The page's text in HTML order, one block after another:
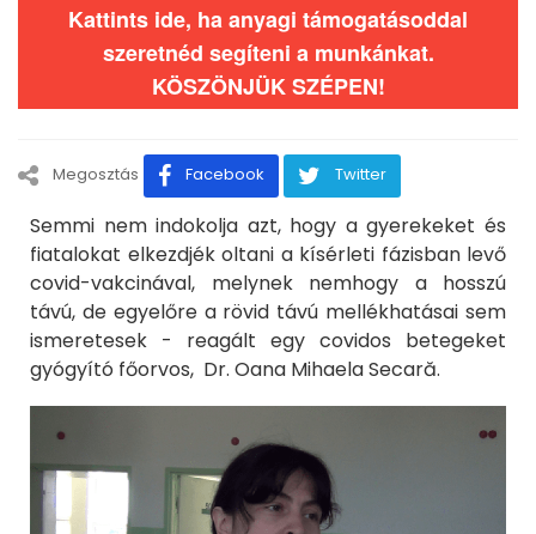
Kattints ide, ha anyagi támogatásoddal
szeretnéd segíteni a munkánkat.
KÖSZÖNJÜK SZÉPEN!
Megosztás Facebook Twitter
Semmi nem indokolja azt, hogy a gyerekeket és
fiatalokat elkezdjék oltani a kísérleti fázisban levő
covid-vakcinával, melynek nemhogy a hosszú
távú, de egyelőre a rövid távú mellékhatásai sem
ismeretesek - reagált egy covidos betegeket
gyógyító főorvos, Dr. Oana Mihaela Secară.